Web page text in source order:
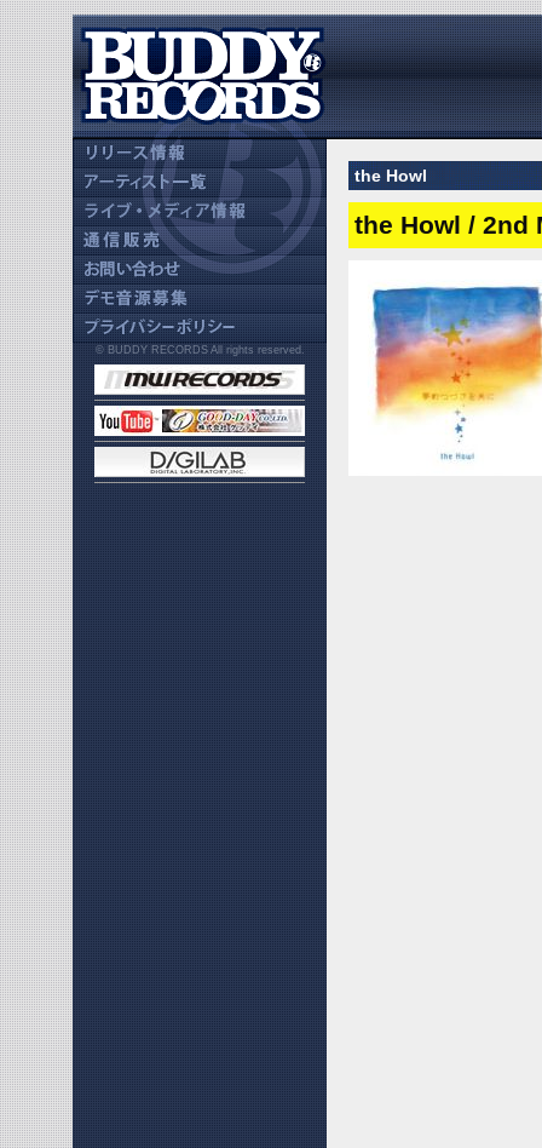
the Howl
the Howl / 2nd
© BUDDY RECORDS All rights reserved.